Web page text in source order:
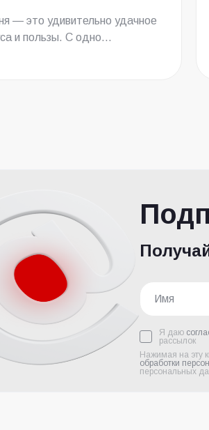
— это удивительно удачное
и пользы. С одно...
Я даю
рассылок
Нажимая на эту
обработки
персональных